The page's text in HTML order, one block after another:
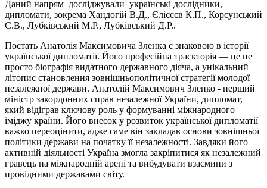
Даний напрям досліджували українські дослідники,
дипломати, зокрема Хандогій В.Д., Єлісєєв К.П., Корсунський
С.В., Лубківський М.Р., Лубківський Д.Р..
Постать Анатолія Максимовича Зленка є знаковою в історії
української дипломатії. Його професійна траєкторія — це не
просто біографія видатного державного діяча, а унікальний
літопис становлення зовнішньополітичної стратегії молодої
незалежної держави. Анатолій Максимович Зленко - перший
міністр закордонних справ незалежної України, дипломат,
який відіграв ключову роль у формуванні міжнародного
іміджу країни. Його внесок у розвиток української дипломатії
важко переоцінити, адже саме він закладав основи зовнішньої
політики держави на початку її незалежності. Завдяки його
активній діяльності Україна змогла закріпитися як незалежний
гравець на міжнародній арені та вибудувати взаємини з
провідними державами світу.